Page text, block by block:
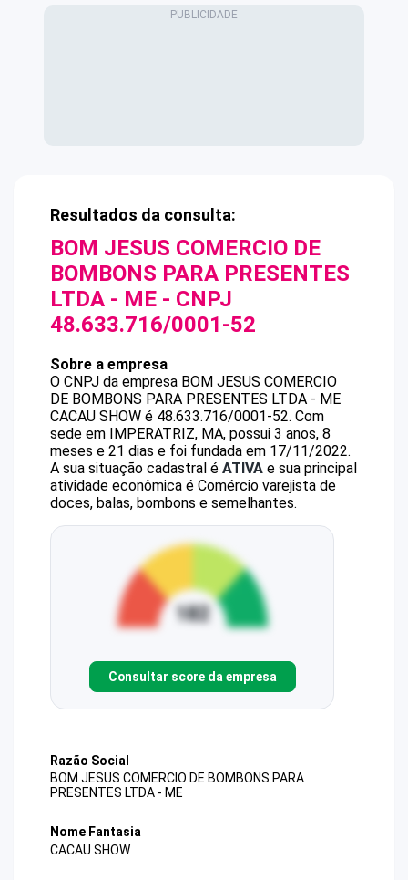
Resultados da consulta:
BOM JESUS COMERCIO DE
BOMBONS PARA PRESENTES
LTDA - ME - CNPJ
48.633.716/0001-52
Sobre a empresa
O CNPJ da empresa BOM JESUS COMERCIO
DE BOMBONS PARA PRESENTES LTDA - ME
CACAU SHOW é 48.633.716/0001-52. Com
sede em IMPERATRIZ, MA, possui 3 anos, 8
meses e 21 dias e foi fundada em 17/11/2022.
A sua situação cadastral é ATIVA e sua principal
atividade econômica é Comércio varejista de
doces, balas, bombons e semelhantes.
Consultar score da empresa
Razão Social
BOM JESUS COMERCIO DE BOMBONS PARA
PRESENTES LTDA - ME
Nome Fantasia
CACAU SHOW